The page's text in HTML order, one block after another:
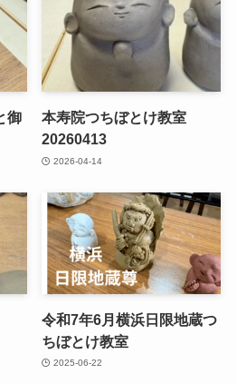
御
本寿院つちぼとけ教室
20260413
2026-04-14
令和7年6月横浜日限地蔵つ
ちぼとけ教室
2025-06-22